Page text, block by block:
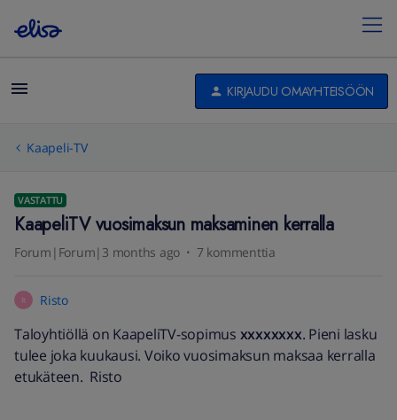
KIRJAUDU OMAYHTEISÖÖN
Kaapeli-TV
VASTATTU
KaapeliTV vuosimaksun maksaminen kerralla
Forum|Forum|3 months ago 7 kommenttia
R Risto
Taloyhtiöllä on KaapeliTV-sopimus xxxxxxxx. Pieni lasku
tulee joka kuukausi. Voiko vuosimaksun maksaa kerralla
etukäteen. Risto